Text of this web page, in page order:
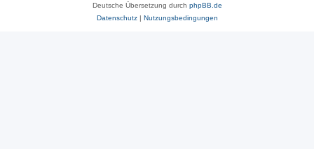
Deutsche Übersetzung durch phpBB.de
Datenschutz| Nutzungsbedingungen